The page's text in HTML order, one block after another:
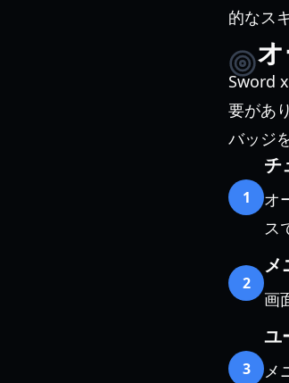
的なス
Sword
要があ
バッジ
1
チ
オ
ス
2
メ
画
3
ユ
メ